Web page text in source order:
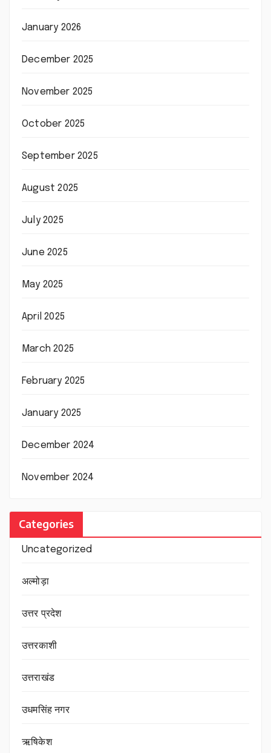
January 2026
December 2025
November 2025
October 2025
September 2025
August 2025
July 2025
June 2025
May 2025
April 2025
March 2025
February 2025
January 2025
December 2024
November 2024
Categories
Uncategorized
अल्मोड़ा
उत्तर प्रदेश
उत्तरकाशी
उत्तराखंड
उधमसिंह नगर
ऋषिकेश